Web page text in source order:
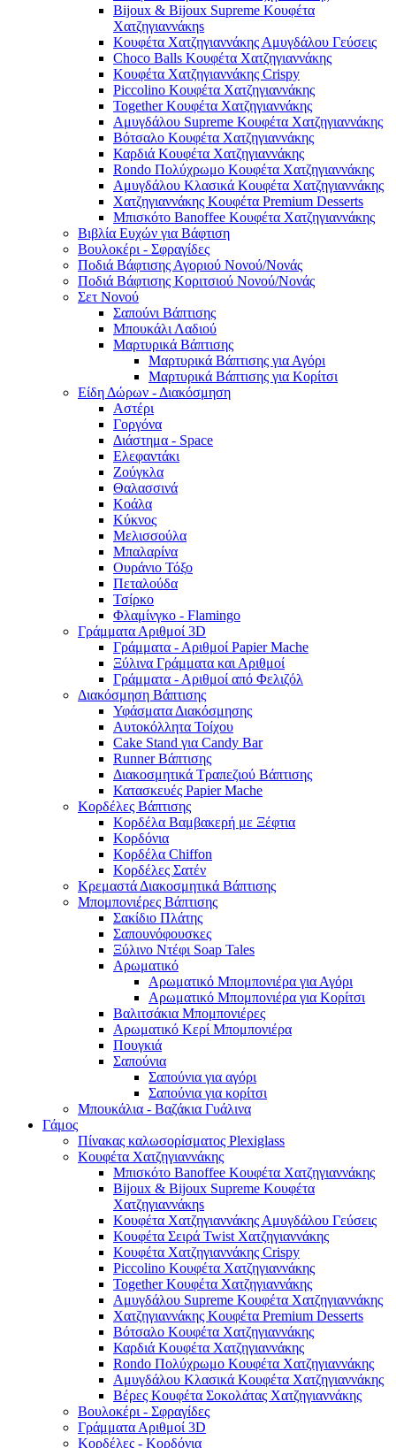
Bijoux & Bijoux Supreme Κουφέτα
Χατζηγιαννάκηs
Κουφέτα Χατζηγιαννάκης Αμυγδάλου Γεύσεις
Choco Balls Κουφέτα Χατζηγιαννάκης
Κουφέτα Χατζηγιαννάκης Crispy
Piccolino Κουφέτα Χατζηγιαννάκης
Together Κουφέτα Χατζηγιαννάκης
Αμυγδάλου Supreme Κουφέτα Χατζηγιαννάκης
Βότσαλο Κουφέτα Χατζηγιαννάκης
Καρδιά Κουφέτα Χατζηγιαννάκης
Rondo Πολύχρωμο Κουφέτα Χατζηγιαννάκης
Αμυγδάλου Κλασικά Κουφέτα Χατζηγιαννάκης
Χατζηγιαννάκης Κουφέτα Premium Desserts
Μπισκότο Banoffee Κουφέτα Χατζηγιαννάκης
Βιβλία Ευχών για Βάφτιση
Βουλοκέρι - Σφραγίδες
Ποδιά Βάφτισης Αγοριού Νονού/Νονάς
Ποδιά Βάφτισης Κοριτσιού Νονού/Νονάς
Σετ Νονού
Σαπούνι Βάπτισης
Μπουκάλι Λαδιού
Μαρτυρικά Βάπτισης
Μαρτυρικά Βάπτισης για Αγόρι
Μαρτυρικά Βάπτισης για Κορίτσι
Είδη Δώρων - Διακόσμηση
Αστέρι
Γοργόνα
Διάστημα - Space
Ελεφαντάκι
Ζούγκλα
Θαλασσινά
Κοάλα
Κύκνος
Μελισσούλα
Μπαλαρίνα
Ουράνιο Τόξο
Πεταλούδα
Τσίρκο
Φλαμίνγκο - Flamingo
Γράμματα Αριθμοί 3D
Γράμματα - Αριθμοί Papier Mache
Ξύλινα Γράμματα και Αριθμοί
Γράμματα - Αριθμοί από Φελιζόλ
Διακόσμηση Βάπτισης
Υφάσματα Διακόσμησης
Αυτοκόλλητα Τοίχου
Cake Stand για Candy Bar
Runner Βάπτισης
Διακοσμητικά Τραπεζιού Βάπτισης
Κατασκευές Papier Mache
Κορδέλες Βάπτισης
Κορδέλα Βαμβακερή με Ξέφτια
Κορδόνια
Κορδέλα Chiffon
Κορδέλες Σατέν
Κρεμαστά Διακοσμητικά Βάπτισης
Μπομπονιέρες Βάπτισης
Σακίδιο Πλάτης
Σαπουνόφουσκες
Ξύλινο Ντέφι Soap Tales
Αρωματικό
Αρωματικό Μπομπονιέρα για Αγόρι
Αρωματικό Μπομπονιέρα για Κορίτσι
Βαλιτσάκια Μπομπονιέρες
Αρωματικό Κερί Μπομπονιέρα
Πουγκιά
Σαπούνια
Σαπούνια για αγόρι
Σαπούνια για κορίτσι
Μπουκάλια - Βαζάκια Γυάλινα
Γάμος
Πίνακας καλωσορίσματος Plexiglass
Κουφέτα Χατζηγιαννάκης
Μπισκότο Banoffee Κουφέτα Χατζηγιαννάκης
Bijoux & Bijoux Supreme Κουφέτα
Χατζηγιαννάκηs
Κουφέτα Χατζηγιαννάκης Αμυγδάλου Γεύσεις
Κουφέτα Σειρά Twist Χατζηγιαννάκης
Κουφέτα Χατζηγιαννάκης Crispy
Piccolino Κουφέτα Χατζηγιαννάκης
Together Κουφέτα Χατζηγιαννάκης
Αμυγδάλου Supreme Κουφέτα Χατζηγιαννάκης
Χατζηγιαννάκης Κουφέτα Premium Desserts
Βότσαλο Κουφέτα Χατζηγιαννάκης
Καρδιά Κουφέτα Χατζηγιαννάκης
Rondo Πολύχρωμο Κουφέτα Χατζηγιαννάκης
Αμυγδάλου Κλασικά Κουφέτα Χατζηγιαννάκης
Βέρες Κουφέτα Σοκολάτας Χατζηγιαννάκης
Βουλοκέρι - Σφραγίδες
Γράμματα Αριθμοί 3D
Κορδέλες - Κορδόνια